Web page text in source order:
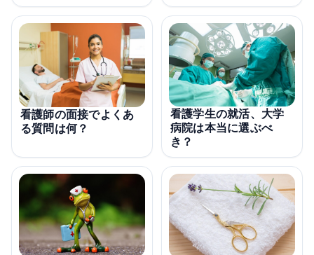
看護師の面接でよくあ
る質問は何？
看護学生の就活、大学
病院は本当に選ぶべ
き？